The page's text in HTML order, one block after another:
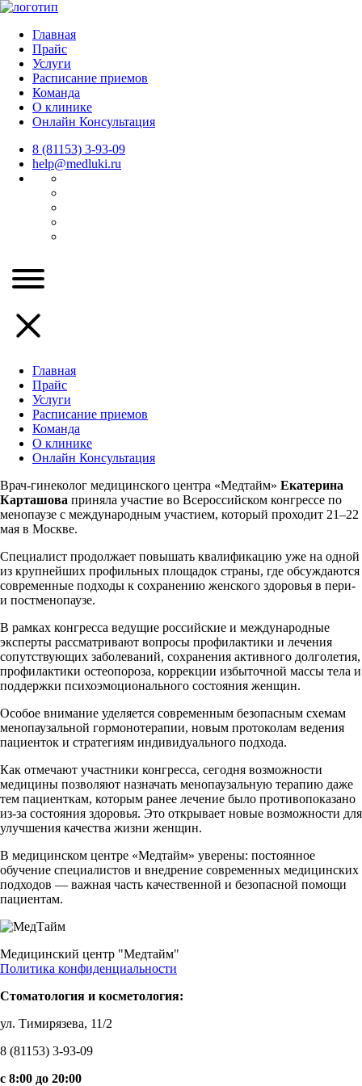
Главная
Прайс
Услуги
Расписание приемов
Команда
О клинике
Онлайн Консультация
8 (81153) 3-93-09
help@medluki.ru
Главная
Прайс
Услуги
Расписание приемов
Команда
О клинике
Онлайн Консультация
Врач-гинеколог медицинского центра «Медтайм» Екатерина
Карташова приняла участие во Всероссийском конгрессе по
менопаузе с международным участием, который проходит 21–22
мая в Москве.
Специалист продолжает повышать квалификацию уже на одной
из крупнейших профильных площадок страны, где обсуждаются
современные подходы к сохранению женского здоровья в пери-
и постменопаузе.
В рамках конгресса ведущие российские и международные
эксперты рассматривают вопросы профилактики и лечения
сопутствующих заболеваний, сохранения активного долголетия,
профилактики остеопороза, коррекции избыточной массы тела и
поддержки психоэмоционального состояния женщин.
Особое внимание уделяется современным безопасным схемам
менопаузальной гормонотерапии, новым протоколам ведения
пациенток и стратегиям индивидуального подхода.
Как отмечают участники конгресса, сегодня возможности
медицины позволяют назначать менопаузальную терапию даже
тем пациенткам, которым ранее лечение было противопоказано
из-за состояния здоровья. Это открывает новые возможности для
улучшения качества жизни женщин.
В медицинском центре «Медтайм» уверены: постоянное
обучение специалистов и внедрение современных медицинских
подходов — важная часть качественной и безопасной помощи
пациентам.
Медицинский центр "Медтайм"
Политика конфиденциальности
Стоматология и косметология:
ул. Тимирязева, 11/2
8 (81153) 3-93-09
c 8:00 до 20:00